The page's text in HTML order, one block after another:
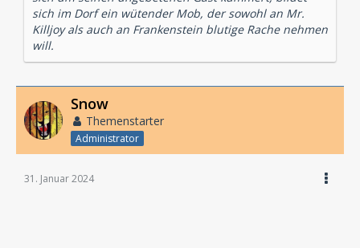
sich im Dorf ein wütender Mob, der sowohl an Mr.
Killjoy als auch an Frankenstein blutige Rache nehmen
will.
Snow
Themenstarter
Administrator
31. Januar 2024